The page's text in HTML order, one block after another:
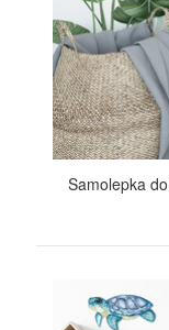
Samolepka